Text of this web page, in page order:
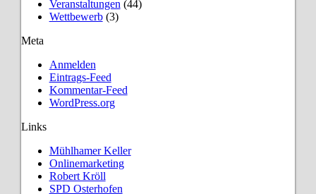
Veranstaltungen (44)
Wettbewerb(3)
Meta
Anmelden
Eintrags-Feed
Kommentar-Feed
WordPress.org
Links
Mühlhamer Keller
Onlinemarketing
Robert Kröll
SPD Osterhofen